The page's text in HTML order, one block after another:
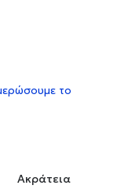
το
Ακράτεια